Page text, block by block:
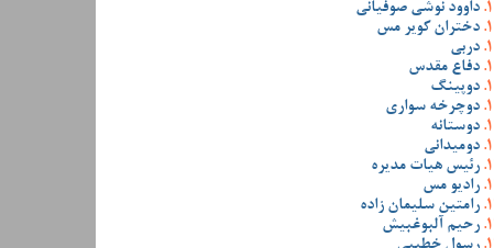
داوود نوشی صوفیانی
دختران کویر مس
دربی
دفاع مقدس
دوپینگ
دوچرخه سواری
دوستانه
دومیدانی
رئیس هیات مدیره
رادیو مس
رامتین سلیمان زاده
رحیم آلبوغبیش